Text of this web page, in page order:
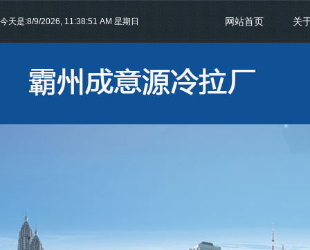
今天是:8/9/2026, 11:38:51 AM 星期日 网站首页 关